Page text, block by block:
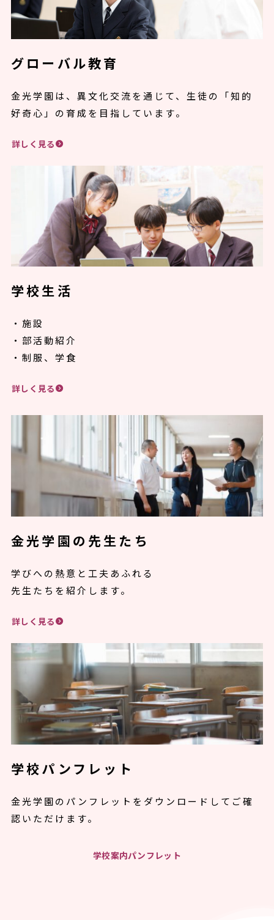
グローバル教育
金光学園は、異文化交流を通じて、生徒の「知的
好奇心」の育成を目指しています。
詳しく見る
学校生活
・施設
・部活動紹介
・制服、学食
詳しく見る
金光学園の先生たち
学びへの熱意と工夫あふれる
先生たちを紹介します。
詳しく見る
学校パンフレット
金光学園のパンフレットをダウンロードしてご確
認いただけます。
学校案内パンフレット